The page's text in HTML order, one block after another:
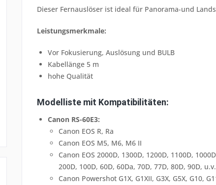
Dieser Fernauslöser ist ideal für Panorama-und
Leistungsmerkmale:
Vor Fokusierung, Auslösung und BULB
Kabellänge 5 m
hohe Qualität
Modelliste mit Kompatibilitäten:
Canon RS-60E3:
Canon EOS R, Ra
Canon EOS M5, M6, M6 II
Canon EOS 2000D, 1300D, 1200D, 1100D,
200D, 100D, 60D, 60Da, 70D, 77D, 80D, 90D,
Canon Powershot G1X, G1XII, G3X, G5X, G10,